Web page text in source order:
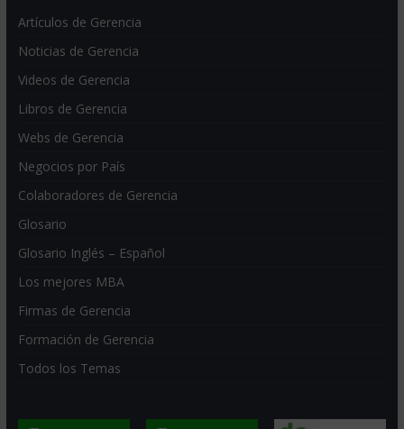
Artículos de Gerencia
Noticias de Gerencia
Videos de Gerencia
Libros de Gerencia
Webs de Gerencia
Negocios por País
Colaboradores de Gerencia
Glosario
Glosario Inglés – Español
Los mejores MBA
Firmas de Gerencia
Formación de Gerencia
Todos los Temas